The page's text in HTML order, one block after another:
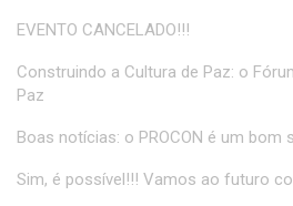
EVENTO CANCELADO!!!
Construindo a Cultura de Paz: o
Paz
Boas notícias: o PROCON é um bom
Sim, é possível!!! Vamos ao futuro